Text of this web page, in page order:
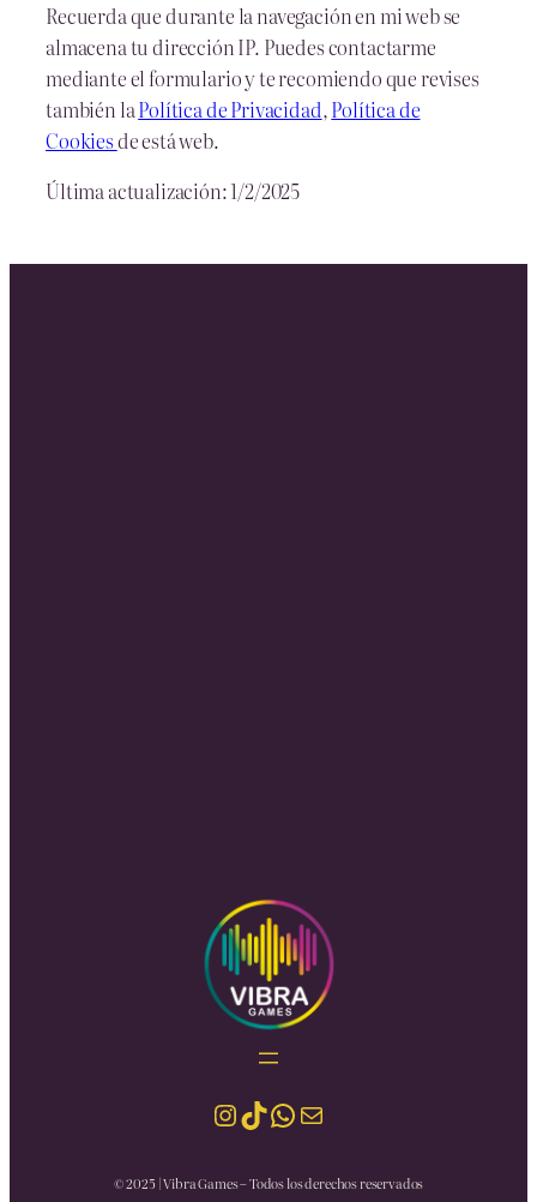
Recuerda que durante la navegación en mi web se
almacena tu dirección IP. Puedes contactarme
mediante el formulario y te recomiendo que revises
también laPolítica de Privacidad,Política de
Cookiesde está web.
Última actualización: 1/2/2025
Instagram
TikTok
WhatsApp
Mail
© 2025 | Vibra Games – Todos los derechos reservados